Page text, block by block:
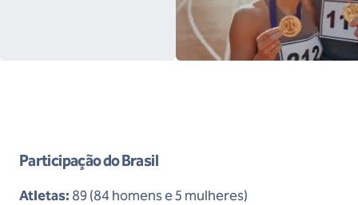
Participação do Brasil
Atletas: 89 (84 homens e 5 mulheres)